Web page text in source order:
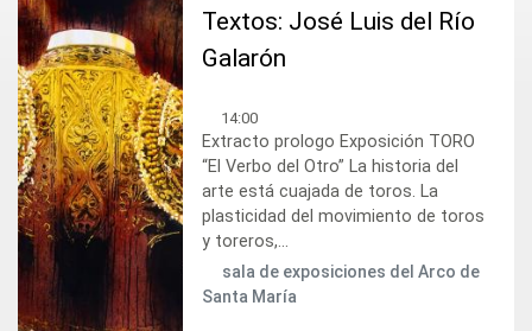
Textos: José Luis del Río
Galarón
14:00
Extracto prologo Exposición TORO
“El Verbo del Otro” La historia del
arte está cuajada de toros. La
plasticidad del movimiento de toros
y toreros,...
sala de exposiciones del Arco de
Santa María